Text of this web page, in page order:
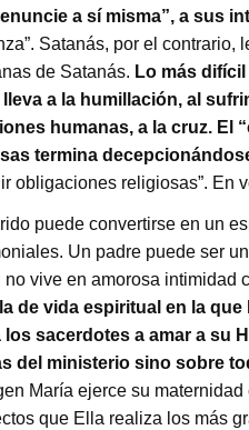
a sí misma”, a sus
Satanás, por el contrario,
de Satanás. Lo más
lleva a la humillación, al
humanas, a la cruz. El
termina
obligaciones religiosas”. En
puede convertirse en un
Un padre puede ser
no vive en amorosa intimidad
de vida espiritual en la
los sacerdotes a amar a
del ministerio sino sobre
María ejerce su
que Ella realiza los más